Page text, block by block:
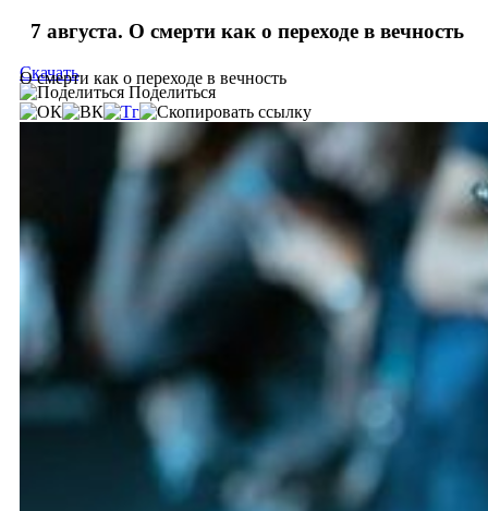
7 августа. О смерти как о переходе в вечность
О смерти как о переходе в вечность
Скачать
Поделиться